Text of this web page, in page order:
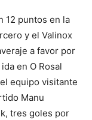
12 puntos en la
y el Valinox
a favor por
en O Rosal
equipo visitante
Manu
tres goles por